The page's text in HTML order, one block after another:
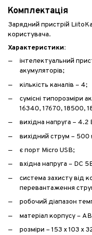
Комплектація
Зарядний пристрій
користувача.
Характеристики:
інтелектуальний
акумуляторів;
кількість каналів – 4;
сумісні типорозміри
16340, 17670, 18500,
вихідна напруга – 4.2
вихідний струм – 500
є порт Micro USB;
вхідна напруга – DC
система захисту від
перевантаження
робочий діапазон
матеріал корпусу –
розміри – 153 х 103 х